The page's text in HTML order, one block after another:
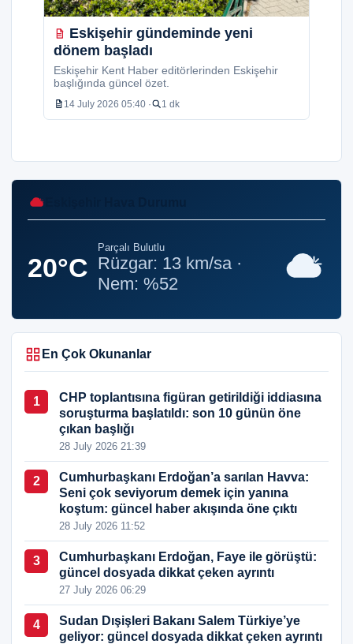
Eskişehir gündeminde yeni
dönem başladı
Eskişehir Kent Haber editörlerinden Eskişehir
başlığında güncel özet.
14 July 2026 05:40 · 1 dk
20°C
Parçalı Bulutlu
Rüzgar: 13 km/sa ·
Nem: %52
En Çok Okunanlar
1
CHP toplantısına figüran getirildiği iddiasına
soruşturma başlatıldı: son 10 günün öne
çıkan başlığı
28 July 2026 21:39
2
Cumhurbaşkanı Erdoğan’a sarılan Havva:
Seni çok seviyorum demek için yanına
koştum: güncel haber akışında öne çıktı
28 July 2026 11:52
3
Cumhurbaşkanı Erdoğan, Faye ile görüştü:
güncel dosyada dikkat çeken ayrıntı
27 July 2026 06:29
4
Sudan Dışişleri Bakanı Salem Türkiye’ye
geliyor: güncel dosyada dikkat çeken ayrıntı